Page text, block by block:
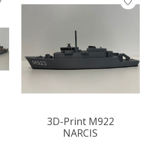
3D-Print M922
NARCIS